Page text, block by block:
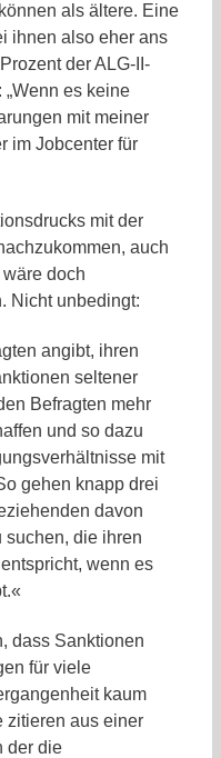
als ältere. Eine
ihnen also eher ans
der ALG-II-
es keine
mit meiner
im Jobcenter für
mit der
auch
doch
Nicht unbedingt:
angibt, ihren
seltener
Befragten mehr
und so dazu
mit
gehen knapp drei
davon
suchen, die ihren
wenn es
dass Sanktionen
für viele
kaum
zitieren aus einer
der die